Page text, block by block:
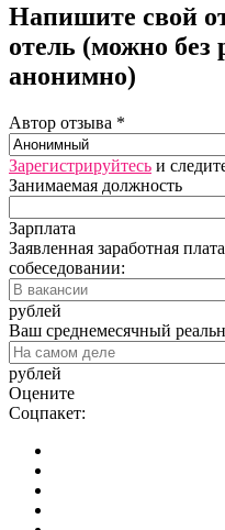
Напишите свой
отель (можно без
анонимно)
Автор отзыва *
Зарегистрируйтесь и
Занимаемая должность
Зарплата
Заявленная заработная
собеседовании:
рублей
Ваш среднемесячный
рублей
Оцените
Соцпакет: